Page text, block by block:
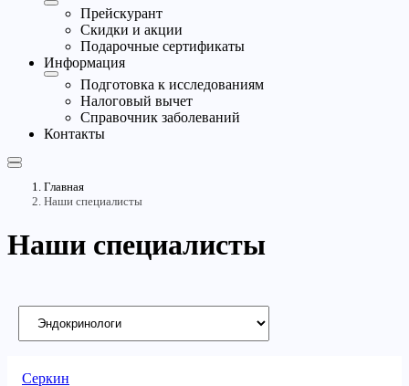
Прейскурант
Скидки и акции
Подарочные сертификаты
Информация
Подготовка к исследованиям
Налоговый вычет
Справочник заболеваний
Контакты
Главная
Наши специалисты
Наши специалисты
Серкин